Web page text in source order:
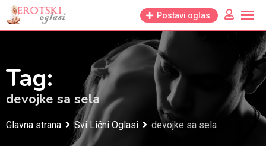
Skip
to
Postavi oglas
Tag:
devojke sa sela
Glavna strana Svi Lični Oglasi devojke sa sela